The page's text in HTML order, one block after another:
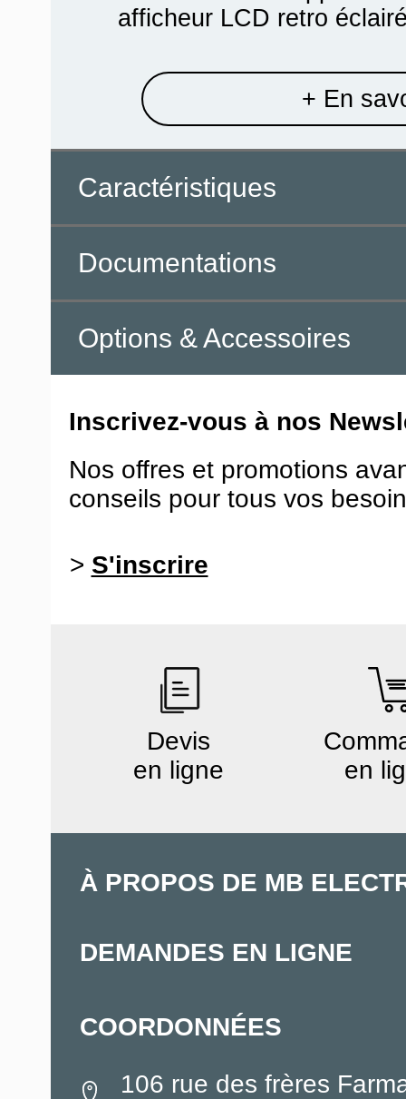
afficheur LCD retro
+ En
Caractéristiques
Documentations
Options & Accessoires
Inscrivez-vous à nos
Nos offres et promotions
conseils pour tous vos
> S'inscrire
Devis
en ligne
en
À PROPOS DE MB
DEMANDES EN LIGNE
COORDONNÉES
106 rue des frères